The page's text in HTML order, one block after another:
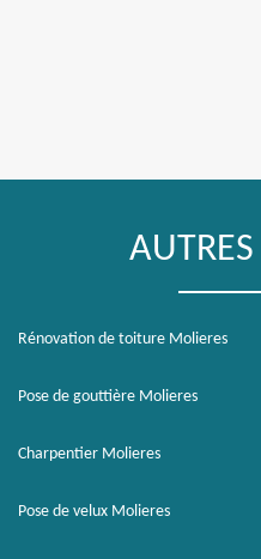
AUTRES
Rénovation de toiture Molieres
Pose de gouttière Molieres
Charpentier Molieres
Pose de velux Molieres